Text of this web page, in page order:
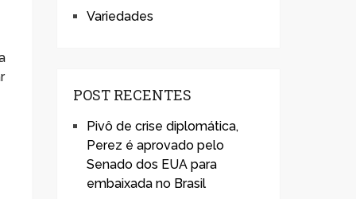
Variedades
POST RECENTES
Pivô de crise diplomática,
Perez é aprovado pelo
Senado dos EUA para
embaixada no Brasil